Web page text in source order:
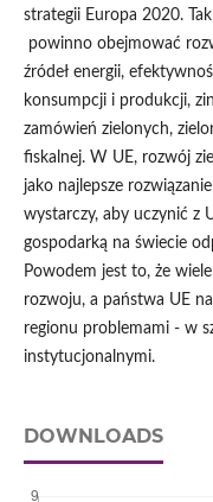
strategii Europa 2020.
powinno obejmować
źródeł energii,
konsumpcji i produkcji,
zamówień zielonych,
fiskalnej. W UE, rozwój
jako najlepsze
wystarczy, aby uczynić z
gospodarką na świecie
Powodem jest to, że
rozwoju, a państwa UE
regionu problemami - w
instytucjonalnymi.
DOWNLOADS